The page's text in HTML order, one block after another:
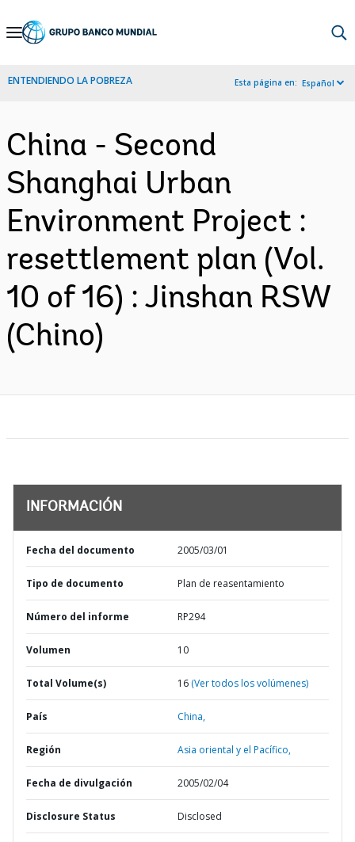
Skip
Navigation
ENTENDIENDO LA POBREZA Esta página en: Español
China - Second
Shanghai Urban
Environment Project :
resettlement plan (Vol.
10 of 16) : Jinshan RSW
(Chino)
INFORMACIÓN
Fecha del documento 2005/03/01
Tipo de documento Plan de reasentamiento
Número del informe RP294
Volumen 10
Total Volume(s) 16 (Ver todos los volúmenes)
País China,
Región Asia oriental y el Pacífico,
Fecha de divulgación 2005/02/04
Disclosure Status Disclosed